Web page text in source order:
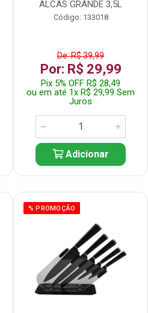
ALCAS GRANDE 3,5L
Código: 133018
De: R$ 39,99
Por: R$ 29,99
Pix 5% OFF R$ 28,49
ou em até 1x R$ 29,99 Sem
Juros
Adicionar
% PROMOÇÃO